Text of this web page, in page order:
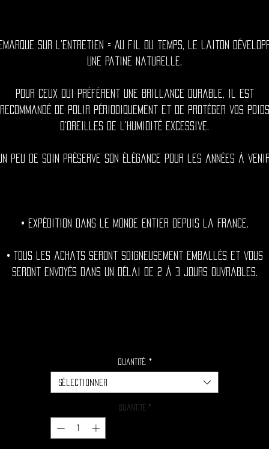
sur l'entretien = Au fil du temps, le laiton
une patine naturelle.
Pour ceux qui préfèrent une brillance durable, il est
recommandé de polir périodiquement et de protéger vos poids
d'oreilles de l'humidité excessive.
peu de soin préserve son élégance pour les années à
• Expédition dans le monde entier depuis la France.
• Tous les achats seront soigneusement emballés et vous
seront envoyés dans un délai de 2 à 3 jours ouvrables.
Quantité. *
Sélectionner
Quantité *